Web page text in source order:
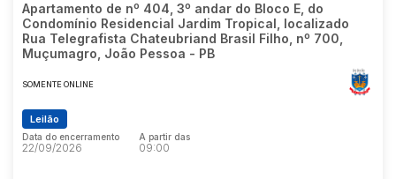
Apartamento de nº 404, 3º andar do Bloco E, do
Condomínio Residencial Jardim Tropical, localizado
Rua Telegrafista Chateubriand Brasil Filho, nº 700,
Muçumagro, João Pessoa - PB
SOMENTE ONLINE
Leilão
Data do encerramento
22/09/2026
A partir das
09:00